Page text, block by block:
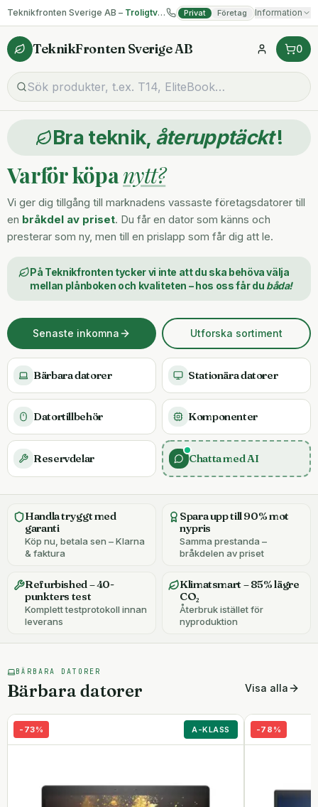
Teknikfronten Sverige AB – Troligtvis billigast på begagnad IT! Privat Företag Information
TeknikFronten Sverige AB 0
Bra teknik, återupptäckt!
Varför köpanytt?
Vi ger dig tillgång till marknadens vassaste företagsdatorer till
en bråkdel av priset. Du får en dator som känns och
presterar som ny, men till en prislapp som får dig att le.
På Teknikfronten tycker vi inte att du ska behöva välja
mellan plånboken och kvaliteten – hos oss får du båda!
Senaste inkomna Utforska sortiment
Bärbara datorer Stationära datorer
Datortillbehör Komponenter
Reservdelar Chatta med AI
Handla tryggt med
garanti
Köp nu, betala sen – Klarna
& faktura
Spara upp till 90% mot
nypris
Samma prestanda –
bråkdelen av priset
Refurbished – 40-
punkters test
Komplett testprotokoll innan
leverans
Klimatsmart – 85% lägre
CO₂
Återbruk istället för
nyproduktion
BÄRBARA DATORER
Bärbara datorer Visa alla
- 73% A-KLASS -78 %